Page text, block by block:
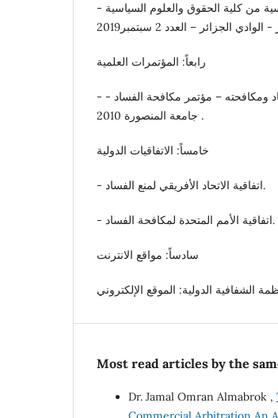
من كلية الحقوق والعلوم السياسية -
رابعاً: المؤتمرات العلمية
- صالح حسن كاظم: الجهود الدولية لمنع الفساد ومكافحته – مؤتمر مكافحة الفساد -
جامعة المنصورة 2010 .
خامساً: الاتفاقيات الدولية
- اتفاقية الاتحاد الأفريقي لمنع الفساد.
- اتفاقية الأمم المتحدة لمكافحة الفساد.
سادساً: مواقع الانترنت
Most read articles by the
Dr. Jamal Omran Almabrok ,